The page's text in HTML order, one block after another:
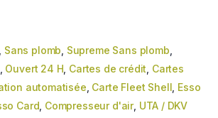
Sans plomb Supreme Sans plomb
Ouvert 24 H Cartes de crédit Cartes
automatisée Carte Fleet Shell Esso
Card Compresseur d'air, UTA / DKV